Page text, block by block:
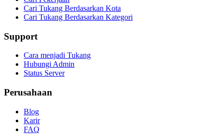
Cari Tukang Berdasarkan Kota
Cari Tukang Berdasarkan Kategori
Support
Cara menjadi Tukang
Hubungi Admin
Status Server
Perusahaan
Blog
Karir
FAQ